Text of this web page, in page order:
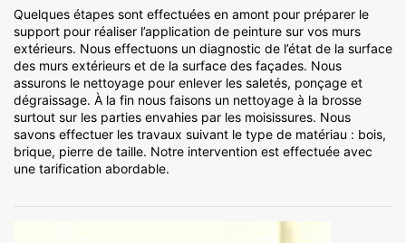
Quelques étapes sont effectuées en amont pour préparer le
support pour réaliser l’application de peinture sur vos murs
extérieurs. Nous effectuons un diagnostic de l’état de la surface
des murs extérieurs et de la surface des façades. Nous
assurons le nettoyage pour enlever les saletés, ponçage et
dégraissage. À la fin nous faisons un nettoyage à la brosse
surtout sur les parties envahies par les moisissures. Nous
savons effectuer les travaux suivant le type de matériau : bois,
brique, pierre de taille. Notre intervention est effectuée avec
une tarification abordable.